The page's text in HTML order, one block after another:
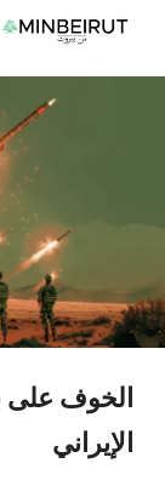
انتقل
الخوف على
الإيراني